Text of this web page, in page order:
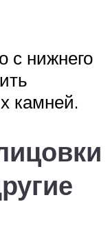
с нижнего
камней.